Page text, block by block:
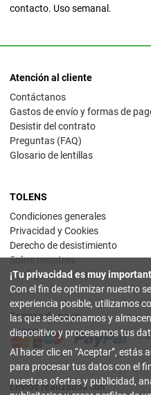
contacto. Uso semanal.
Atención al cliente
Contáctanos
Gastos de envío y formas de
Desistir del contrato
Preguntas (FAQ)
Glosario de lentillas
TOLENS
Condiciones generales
Privacidad y Cookies
Derecho de desistimiento
Sobre nosotros
Configuración de privacidad
Formas de pago
Envíos realizados con
¡Tu privacidad es muy
Con el fin de optimizar nuestro
experiencia posible, utilizamos
las que seleccionamos y
dispositivo y procesamos tus
Al hacer clic en Aceptar , estás
para procesar tus datos con el
nuestras ofertas y publicidad,